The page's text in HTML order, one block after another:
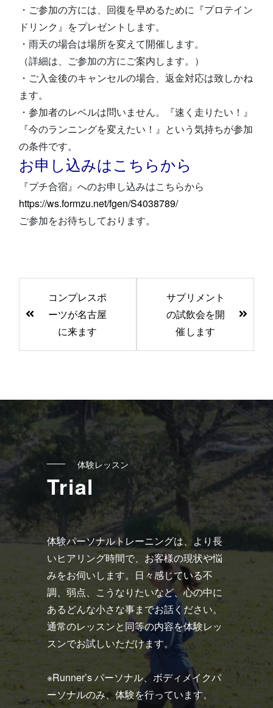
・ご参加の方には、回復を早めるために『プロテイン
ドリンク』をプレゼントします。
・雨天の場合は場所を変えて開催します。
（詳細は、ご参加の方にご案内します。）
・ご入金後のキャンセルの場合、返金対応は致しかね
ます。
・参加者のレベルは問いません。『速く走りたい！』
『今のランニングを変えたい！』という気持ちが参加
の条件です。
お申し込みはこちらから
『プチ合宿』へのお申し込みはこちらから
https://ws.formzu.net/fgen/S4038789/
ご参加をお待ちしております。
の
の
リ
ン
ク
コンプレスポ
ーツが名古屋
に来ます
サプリメント
の試飲会を開
催します
体験レッスン
Trial
体験パーソナルトレーニングは、より長
いヒアリング時間で、お客様の現状や悩
みをお伺いします。日々感じている不
調、弱点、こうなりたいなど、心の中に
あるどんな小さな事までお話ください。
通常のレッスンと同等の内容を体験レッ
スンでお試しいただけます。
※Runner’s パーソナル、ボディメイクパ
ーソナルのみ、体験を行っています。